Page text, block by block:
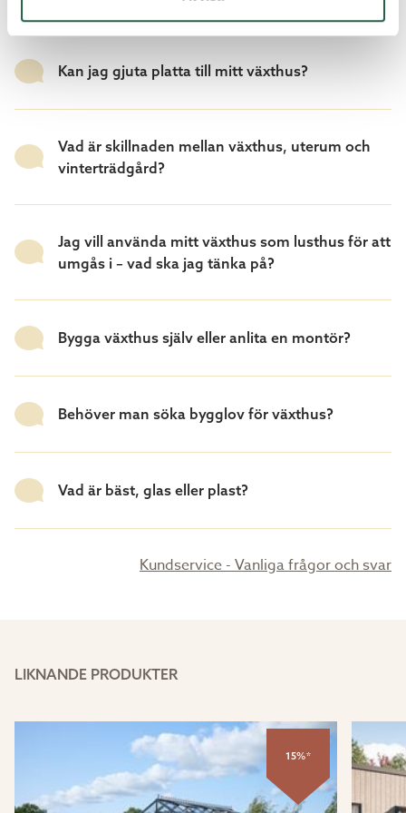
Kan jag gjuta platta till mitt växthus?
Vad är skillnaden mellan växthus, uterum och
vinterträdgård?
Jag vill använda mitt växthus som lusthus för att
umgås i – vad ska jag tänka på?
Bygga växthus själv eller anlita en montör?
Behöver man söka bygglov för växthus?
Vad är bäst, glas eller plast?
Kundservice - Vanliga frågor och svar
LIKNANDE PRODUKTER
15%*